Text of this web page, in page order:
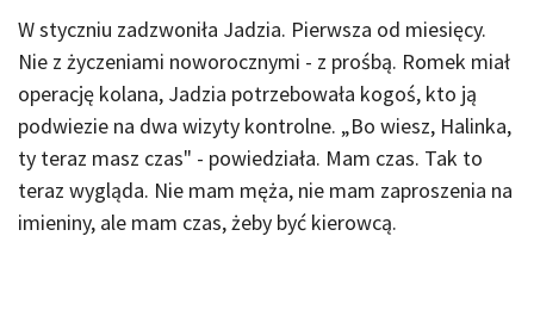
W styczniu zadzwoniła Jadzia. Pierwsza od miesięcy.
Nie z życzeniami noworocznymi - z prośbą. Romek miał
operację kolana, Jadzia potrzebowała kogoś, kto ją
podwiezie na dwa wizyty kontrolne. „Bo wiesz, Halinka,
ty teraz masz czas" - powiedziała. Mam czas. Tak to
teraz wygląda. Nie mam męża, nie mam zaproszenia na
imieniny, ale mam czas, żeby być kierowcą.